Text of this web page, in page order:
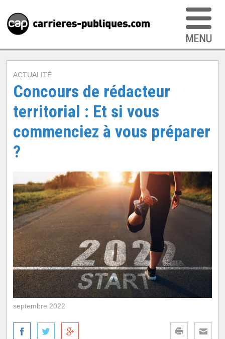
ACTUALITÉ
Concours de rédacteur
territorial : Et si vous
commenciez à vous préparer
?
septembre 2022